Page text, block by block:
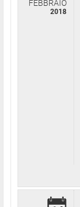
FEBBRAIO
2018